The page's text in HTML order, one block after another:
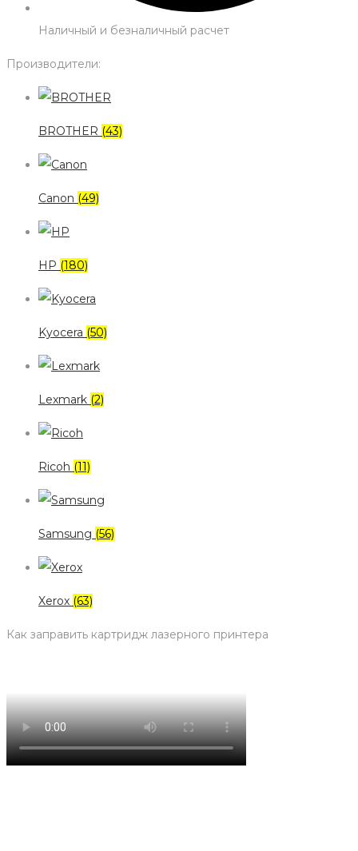
Наличный и безналичный расчет
Производители:
BROTHER (43)
Canon (49)
HP (180)
Kyocera (50)
Lexmark (2)
Ricoh (11)
Samsung (56)
Xerox (63)
Как заправить картридж лазерного принтера